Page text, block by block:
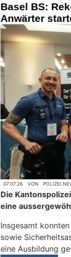
Basel BS:
Anwärter
07.07.26 VON
Die
eine
Insgesamt
sowie
eine Ausbildung